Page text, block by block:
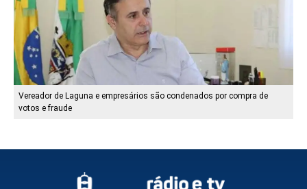
Vereador de Laguna e empresários são condenados por compra de
votos e fraude